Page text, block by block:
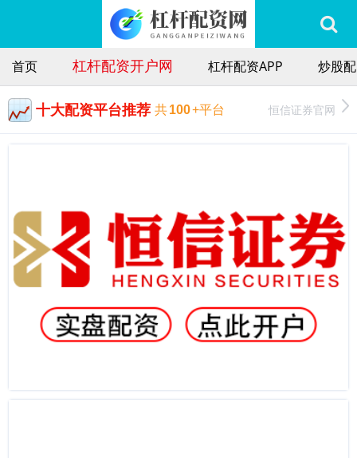
首页 杠杆配资开户网 杠杆配资APP 炒股
十大配资平台推荐 共100+平台 恒信证券官网